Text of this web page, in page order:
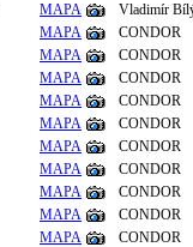
MAPA
Vladimír
MAPA
CONDOR
MAPA
CONDOR
MAPA
CONDOR
MAPA
CONDOR
MAPA
CONDOR
MAPA
CONDOR
MAPA
CONDOR
MAPA
CONDOR
MAPA
CONDOR
MAPA
CONDOR